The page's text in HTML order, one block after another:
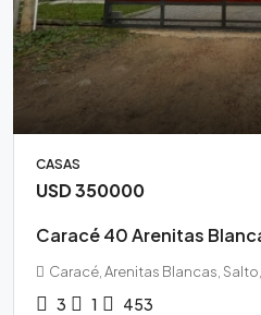
CASAS
USD 350000
Caracé 40 Arenitas
Caracé, Arenitas Blancas,
3 1 453